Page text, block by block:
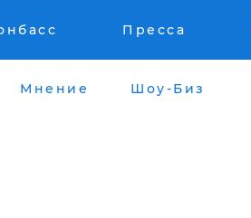
Пресса
Мнение Шоу-Биз